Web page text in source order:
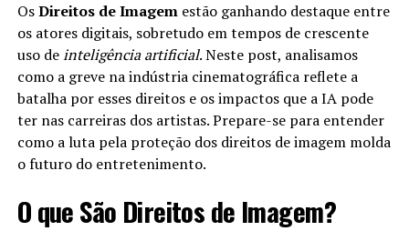
estratégias.
Conformidade: As empresas devem se conformar
a regulamentações como GDPR e LGPD, que
exigem um manejo responsável dos dados dos
consumidores. A governança de dados ajuda as
organizações a se manterem em conformidade
com essas leis.
evitar redundâncias e ineficiências no uso de
OsDireitos de Imagemestão ganhando destaque entre
os atores digitais, sobretudo em tempos de crescente
uso deinteligência artificial. Neste post, analisamos
como a greve na indústria cinematográfica reflete a
batalha por esses direitos e os impactos que a IA pode
ter nas carreiras dos artistas. Prepare-se para entender
como a luta pela proteção dos direitos de imagem molda
o futuro do entretenimento.
O que São Direitos de Imagem?